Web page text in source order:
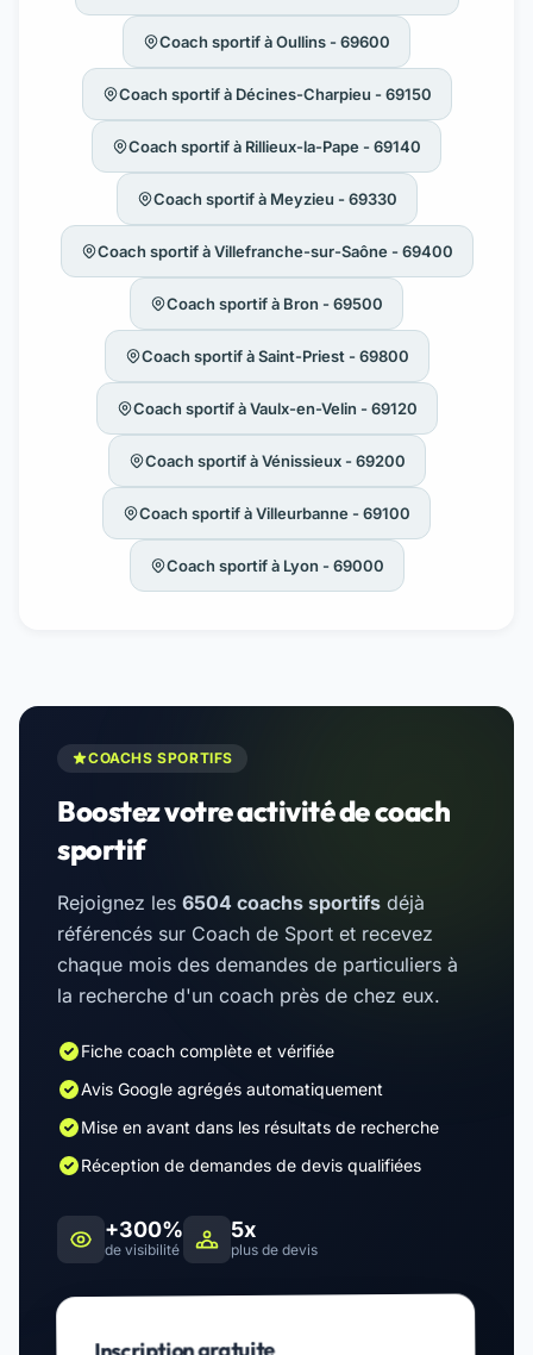
Coach sportif à Oullins - 69600
Coach sportif à Décines-Charpieu - 69150
Coach sportif à Rillieux-la-Pape - 69140
Coach sportif à Meyzieu - 69330
Coach sportif à Villefranche-sur-Saône - 69400
Coach sportif à Bron - 69500
Coach sportif à Saint-Priest - 69800
Coach sportif à Vaulx-en-Velin - 69120
Coach sportif à Vénissieux - 69200
Coach sportif à Villeurbanne - 69100
Coach sportif à Lyon - 69000
COACHS SPORTIFS
Boostez votre activité de coach
sportif
Rejoignez les 6504 coachs sportifs déjà
référencés sur Coach de Sport et recevez
chaque mois des demandes de particuliers à
la recherche d'un coach près de chez eux.
Fiche coach complète et vérifiée
Avis Google agrégés automatiquement
Mise en avant dans les résultats de recherche
Réception de demandes de devis qualifiées
+300%
de visibilité
5x
plus de devis